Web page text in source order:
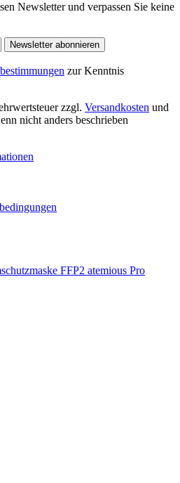
Newsletter und verpassen Sie keine
Newsletter abonnieren
zur Kenntnis
zzgl. Versandkosten und
nicht anders beschrieben
FFP2 atemious Pro